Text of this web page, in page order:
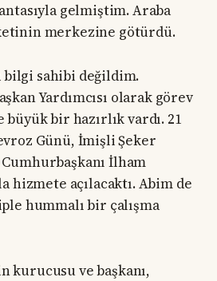
gelmiştim. Araba
merkezine götürdü.
sahibi değildim.
Yardımcısı olarak görev
bir hazırlık vardı. 21
Günü, İmişli Şeker
İlham
hizmete açılacaktı. Abim de
hummalı bir çalışma
kurucusu ve başkanı,